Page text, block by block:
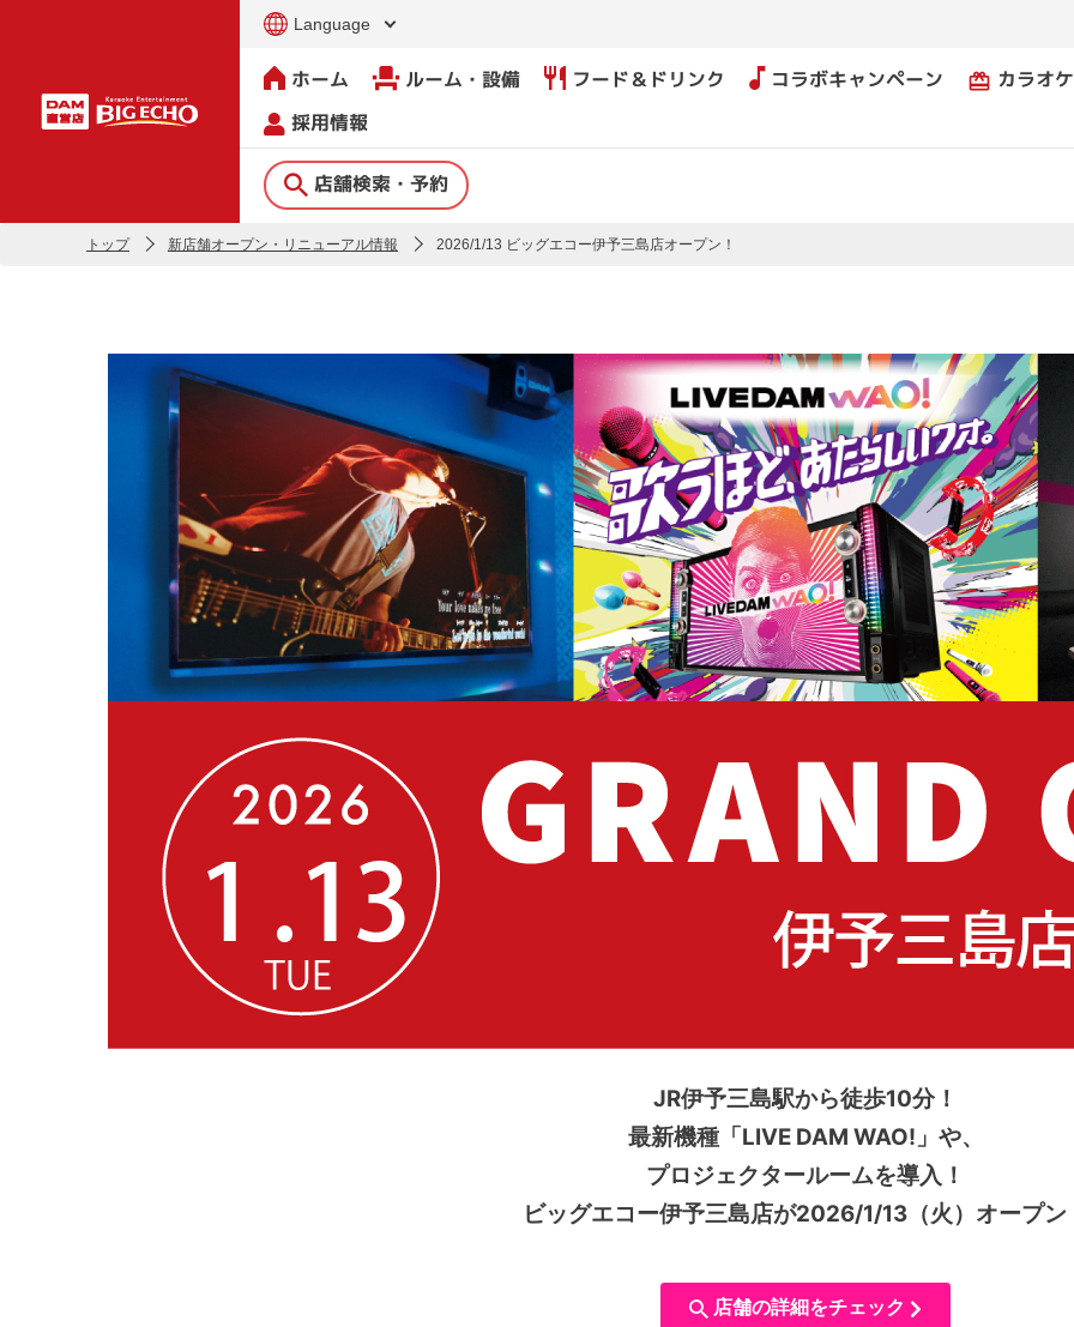
Language
ホーム ルーム・設備 フード＆ドリンク コラボキャンペーン card_giftcard カラオ
採用情報
店舗検索・予約
トップ 新店舗オープン・リニューアル情報 2026/1/13 ビッグエコー伊予三島店オープン！
JR伊予三島駅から徒歩10分！
最新機種「LIVE DAM WAO!」や、
プロジェクタールームを導入！
ビッグエコー伊予三島店が2026/1/13（火）オープン
店舗の詳細をチェック